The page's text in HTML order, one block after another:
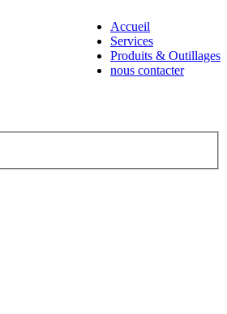
Accueil
Services
Produits & Outillages
nous contacter